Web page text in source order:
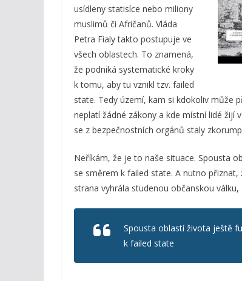
usídleny statisíce nebo miliony
muslimů či Afričanů. Vláda
Petra Fialy takto postupuje ve
všech oblastech. To znamená,
že podniká systematické kroky
k tomu, aby tu vznikl tzv. failed
state. Tedy území, kam si kdokoliv může
neplatí žádné zákony a kde místní lidé žijí
se z bezpečnostních orgánů staly
Neříkám, že je to naše situace. Spousta
se směrem k failed state. A nutno
strana vyhrála studenou občanskou
Spousta oblastí života ještě
k failed state